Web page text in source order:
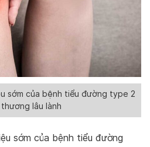
sớm của bệnh tiểu đường type 2
thương lâu lành
sớm của bệnh tiểu đường